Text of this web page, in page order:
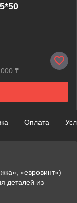
₸
Оплата
«евровинт»)
деталей из